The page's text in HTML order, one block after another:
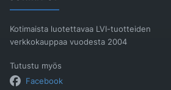
Kotimaista luotettavaa LVI-tuotteiden
verkkokauppaa vuodesta 2004
Tutustu myös
Facebook